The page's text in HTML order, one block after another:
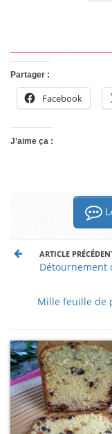
Partager :
Facebook
J’aime ça :
ARTICLE
Détournement
Mille feuille de